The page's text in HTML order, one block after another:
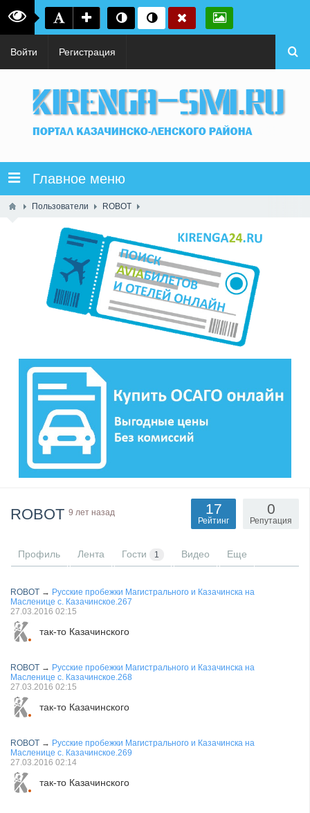
Войти Регистрация
Главное меню
Пользователи ROBOT
ROBOT 9 лет назад 0
Репутация
17
Рейтинг
Профиль Лента Гости 1 Видео Еще
ROBOT → Русские пробежки Магистрального и Казачинска на
Масленице с. Казачинское.267
27.03.2016 02:15
так-то Казачинского
ROBOT → Русские пробежки Магистрального и Казачинска на
Масленице с. Казачинское.268
27.03.2016 02:15
так-то Казачинского
ROBOT → Русские пробежки Магистрального и Казачинска на
Масленице с. Казачинское.269
27.03.2016 02:14
так-то Казачинского